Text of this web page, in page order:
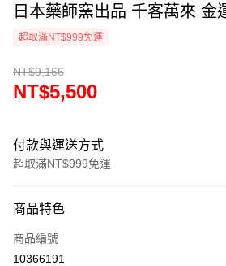
日本藥師窯出品 千客萬來 金
超取滿NT$999免運
NT$9,166
NT$5,500
付款與運送方式
超取滿NT$999免運
信用卡一次付款
信用卡分期付款
商品特色
商品編號
10366191